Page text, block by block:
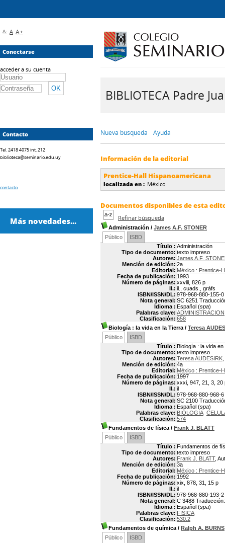
BIBLIOTECA Padre
Nueva búsqueda Ayuda
Información de la editorial
Prentice-Hall Hispanoamericana
localizada en : México
Documentos disponibles de esta
Refinar búsqueda
Administración / James A.F. STONER
Público
ISBD
Título : Administración
Tipo de documento: texto impreso
Autores: James A.F.
Mención de edición: 2a
Editorial: México : Prentice-
Fecha de publicación: 1993
Número de páginas: xxviii, 826 p
Il.: il., cuads., gráfs
ISBN/ISSN/DL: 978-968-880-155-0
Nota general: SC 6251
Idioma : Español (spa)
Palabras clave: ADMINISTRACION
Clasificación: 658
Biología : la vida en la Tierra / Teresa
Público
ISBD
Título : Biología : la vida en
Tipo de documento: texto impreso
Autores: Teresa AUDESIRK
Mención de edición: 4a
Editorial: México : Prentice-
Fecha de publicación: 1997
Número de páginas: xxxi, 947, 21, 3, 20
Il.: il
ISBN/ISSN/DL: 978-968-880-968-6
Nota general: SC 2100
Idioma : Español (spa)
Palabras clave: BIOLOGIA
Clasificación: 574
Fundamentos de física / Frank J. BLATT
Público
ISBD
Título : Fundamentos de
Tipo de documento: texto impreso
Autores: Frank J. BLATT,
Mención de edición: 3a
Editorial: México : Prentice-
Fecha de publicación: 1992
Número de páginas: xix, 878, 31, 15 p
Il.: il
ISBN/ISSN/DL: 978-968-880-193-2
Nota general: C 3488
Idioma : Español (spa)
Palabras clave: FISICA
Clasificación: 530.2
Fundamentos de química / Ralph A. BURNS
Público
ISBD
A- A A+
Conectarse
acceder a su cuenta
Contacto
Tel. 2418 4075 int. 212
biblioteca@seminario.edu.uy
contacto
Más novedades...